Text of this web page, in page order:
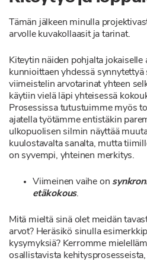
Tämän jälkeen minulla
arvolle kuvakollaasit ja tarinat.
Kiteytin näiden pohjalta jokaiselle
kunnioittaen yhdessä
viimeistelin arvotarinat yhteen
käytiin vielä läpi yhteisessä
Prosessissa tutustuimme myös
ajatella työtämme entistäkin
ulkopuolisen silmin näyttää
kuulostavalta sanalta, mutta
on syvempi, yhteinen merkitys.
Viimeinen vaihe on
etäkokous.
Mitä mieltä sinä olet meidän
arvot? Heräsikö sinulla
kysymyksiä? Kerromme
osallistavista